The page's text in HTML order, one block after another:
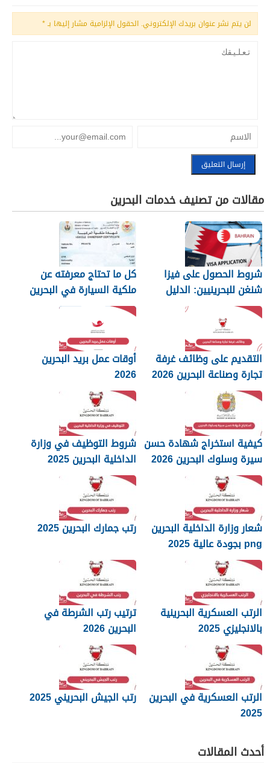
لن يتم نشر عنوان بريدك الإلكتروني. الحقول الإلزامية مشار إليها بـ*
مقالات من تصنيف خدمات البحرين
شروط الحصول على فيزا
شنغن للبحرينيين: الدليل
الكامل
كل ما تحتاج معرفته عن
ملكية السيارة في البحرين
التقديم على وظائف غرفة
تجارة وصناعة البحرين 2026
أوقات عمل بريد البحرين
2026
كيفية استخراج شهادة حسن
سيرة وسلوك البحرين 2026
شروط التوظيف في وزارة
الداخلية البحرين 2025
شعار وزارة الداخلية البحرين
png بجودة عالية 2025
رتب جمارك البحرين 2025
الرتب العسكرية البحرينية
بالانجليزي 2025
ترتيب رتب الشرطة في
البحرين 2026
الرتب العسكرية في البحرين
2025
رتب الجيش البحريني 2025
أحدث المقالات